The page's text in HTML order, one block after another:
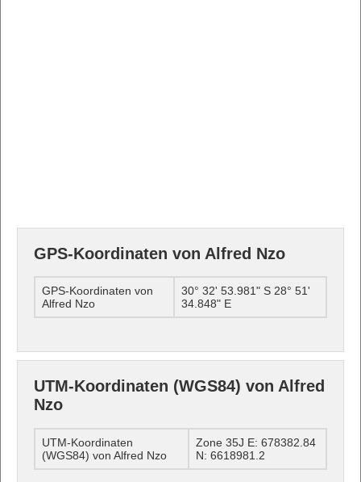
GPS-Koordinaten von Alfred Nzo
GPS-Koordinaten von
Alfred Nzo
30° 32' 53.981" S 28° 51'
34.848" E
UTM-Koordinaten (WGS84) von Alfred
Nzo
UTM-Koordinaten
(WGS84) von Alfred Nzo
Zone 35J E: 678382.84
N: 6618981.2